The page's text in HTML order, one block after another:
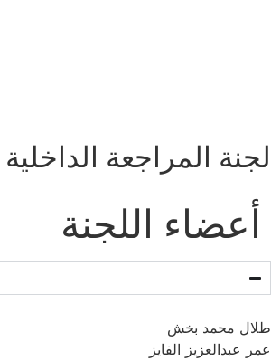
لجنة المراجعة الداخلية
أعضاء اللجنة
طلال محمد بخش
عمر عبدالعزيز الفايز